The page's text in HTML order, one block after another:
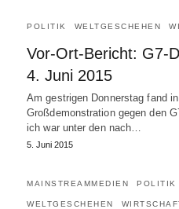
POLITIK WELTGESCHEHEN
Vor-Ort-Bericht: G7-
4. Juni 2015
Am gestrigen Donnerstag fand
Großdemonstration gegen den
ich war unter den nach…
5. Juni 2015
MAINSTREAMMEDIEN POLITIK
WELTGESCHEHEN